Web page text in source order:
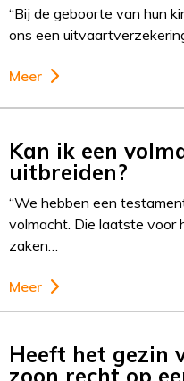
“Bij de geboorte van hun
ons een
Meer
Kan ik een
uitbreiden?
“We hebben een
volmacht. Die laatste voor
zaken…
Meer
Heeft het gezin